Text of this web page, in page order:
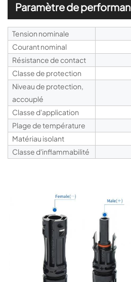
Paramètre de
Tension nominale
Courant nominal
Résistance de contact
Classe de protection
Niveau de protection,
accouplé
Classe d'application
Plage de température
Matériau isolant
Classe d'inflammabilité